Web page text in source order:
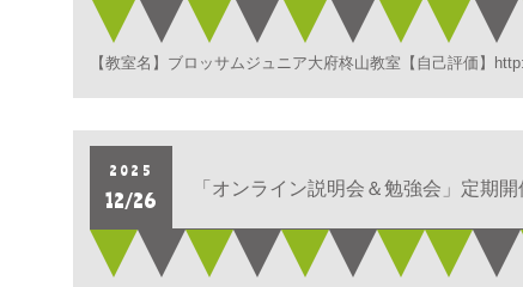
【教室名】ブロッサムジュニア大府柊山教室【自己評価】
2025
12/26
「オンライン説明会＆勉強会」定期開